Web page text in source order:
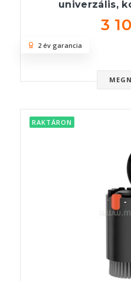
univerzális,
3
2 év garancia
RAKTÁRON